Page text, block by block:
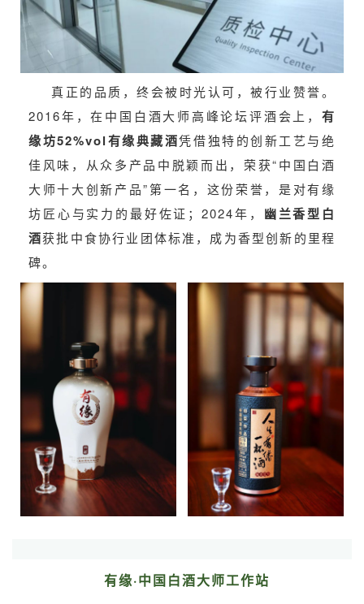
真正的品质，终会被时光认可，被行业赞誉。
2016年，在中国白酒大师高峰论坛评酒会上， 有
缘坊52%vol有缘典藏酒凭借独特的创新工艺与绝
佳风味，从众多产品中脱颖而出，荣获“中国白酒
大师十大创新产品”第一名，这份荣誉，是对有缘
坊匠心与实力的最好佐证；2024年， 幽兰香型白
酒获批中食协行业团体标准，成为香型创新的里程
碑。
有缘·中国白酒大师工作站